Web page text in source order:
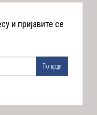
и пријавите се
Потврди